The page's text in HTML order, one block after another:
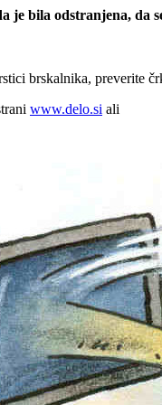
je bila odstranjena, da
brskalnika, preverite
www.delo.si ali